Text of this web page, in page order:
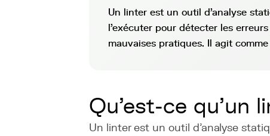
Un linter est un outil d'analyse
l'exécuter pour détecter les
mauvaises pratiques. Il agit
Qu'est-ce qu'un
Un linter est un outil d'analyse